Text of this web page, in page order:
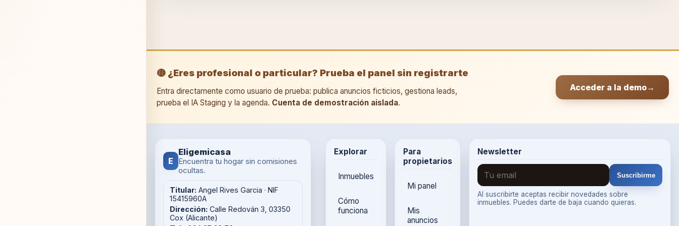
🟡 ¿Eres profesional o particular? Prueba el panel sin registrarte
Entra directamente como usuario de prueba: publica anuncios ficticios, gestiona leads,
prueba el IA Staging y la agenda. Cuenta de demostración aislada.
Acceder a la demo→
E
Eligemicasa
Encuentra tu hogar sin comisiones
ocultas.
Titular: Angel Rives Garcia · NIF
15415960A
Dirección: Calle Redován 3, 03350
Cox (Alicante)
Explorar
Inmuebles
Cómo
funciona
Para
propietarios
Mi panel
Mis
anuncios
Newsletter
Suscribirme
Al suscribirte aceptas recibir novedades sobre
inmuebles. Puedes darte de baja cuando quieras.